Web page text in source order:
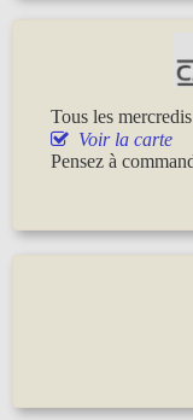
Tous les
Voir la carte
Pensez à